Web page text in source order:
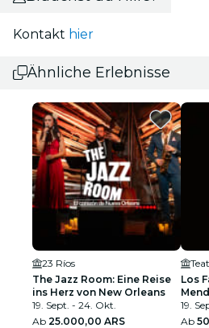
Kontakt hier
Ähnliche Erlebnisse
23 Ríos
The Jazz Room: Eine Reise
ins Herz von New Orleans
19. Sept. - 24. Okt.
Ab 25.000,00 ARS
Los
19.
Ab